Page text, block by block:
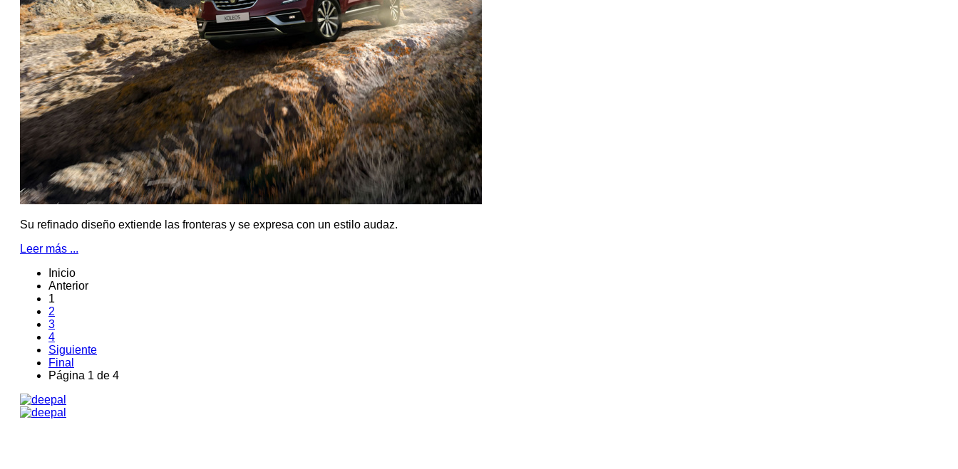
Su refinado diseño extiende las fronteras y se expresa con un estilo audaz.
Leer más ...
Inicio
Anterior
1
2
3
4
Siguiente
Final
Página 1 de 4